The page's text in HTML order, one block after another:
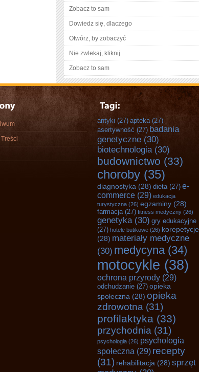
Zobacz to sam
Dowiedz się, dlaczego
Otwórz, by zobaczyć
Nie zwlekaj, kliknij
Zobacz to sam
antyki (27) apteka(27)
asertywność (27) badania
genetyczne (30)
biotechnologia(30)
budownictwo (33)
choroby (35)
diagnostyka (28) dieta(27) e-
commerce (29) edukacja
turystyczna (26) egzaminy (28)
farmacja(27) fitness medyczny (26)
genetyka(30) gry edukacyjne
(27) hotele butikowe (26) korepetycje
(28) materiały medyczne
(30) medycyna(34)
motocykle (38)
ochrona przyrody (29)
odchudzanie (27) opieka
społeczna (28) opieka
zdrowotna (31)
profilaktyka (33)
przychodnia (31)
psychologia (26) psychologia
społeczna (29) recepty
(31) rehabilitacja (28) sprzęt